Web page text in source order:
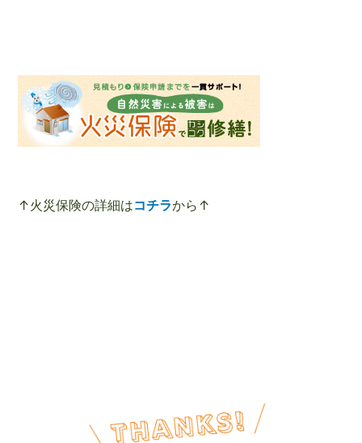
↑火災保険の詳細はコチラから↑